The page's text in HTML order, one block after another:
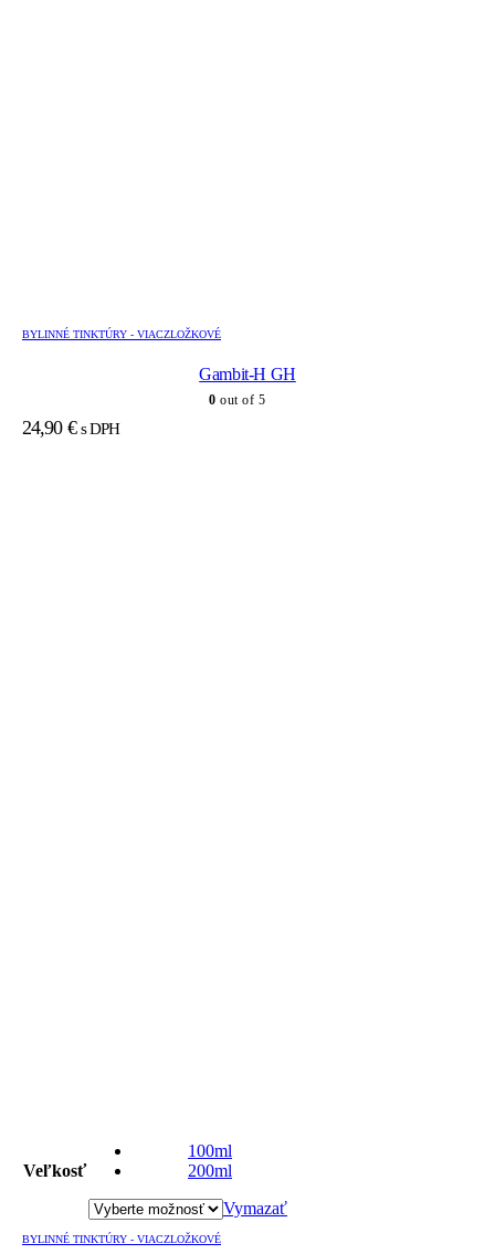
BYLINNÉ TINKTÚRY - VIACZLOŽKOVÉ
Gambit-H GH
0 out of 5
24,90 € s DPH
má
viacero
si
Veľkosť
100ml
200ml
Vymazať
BYLINNÉ TINKTÚRY - VIACZLOŽKOVÉ